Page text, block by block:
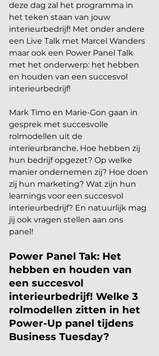
deze dag zal het programma in
het teken staan van jouw
interieurbedrijf! Met onder andere
een Live Talk met Marcel Wanders
maar ook een Power Panel Talk
met het onderwerp: het hebben
en houden van een succesvol
interieurbedrijf!
Mark Timo en Marie-Gon gaan in
gesprek met succesvolle
rolmodellen uit de
interieurbranche. Hoe hebben zij
hun bedrijf opgezet? Op welke
manier ondernemen zij? Hoe doen
zij hun marketing? Wat zijn hun
learnings voor een succesvol
interieurbedrijf? En natuurlijk mag
jij ook vragen stellen aan ons
panel!
Power Panel Tak: Het
hebben en houden van
een succesvol
interieurbedrijf! Welke 3
rolmodellen zitten in het
Power-Up panel tijdens
Business Tuesday?